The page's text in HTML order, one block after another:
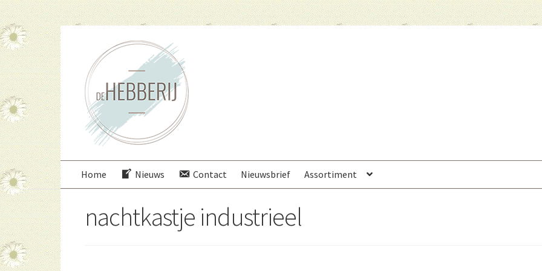
door
naar
navigatie
direct
naar
inhoud
Home Nieuws Contact Nieuwsbrief Assortiment
nachtkastje industrieel